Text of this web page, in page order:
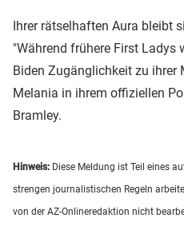
Ihrer rätselhaften Aura bleibt
"Während frühere First Ladys
Biden Zugänglichkeit zu ihrer
Melania in ihrem offiziellen
Bramley.
Hinweis: Diese Meldung ist Teil eines
strengen journalistischen Regeln
von der AZ-Onlineredaktion nicht